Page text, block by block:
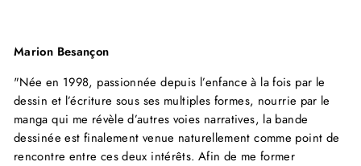
Marion Besançon
"Née en 1998, passionnée depuis l’enfance à la fois par le
dessin et l’écriture sous ses multiples formes, nourrie par le
manga qui me révèle d’autres voies narratives, la bande
dessinée est finalement venue naturellement comme point de
rencontre entre ces deux intérêts. Afin de me former